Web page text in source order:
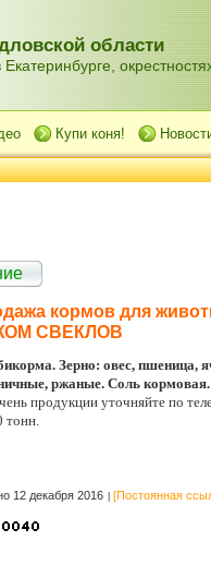
области
Купи коня!
кормов для
СВЕКЛОВ
Зерно: овес, пшеница,
ржаные. Соль кормовая.
продукции уточняйте по
тонн.
12 декабря 2016 [Постоянная